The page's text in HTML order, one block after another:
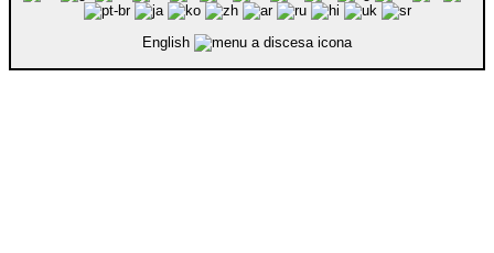
English